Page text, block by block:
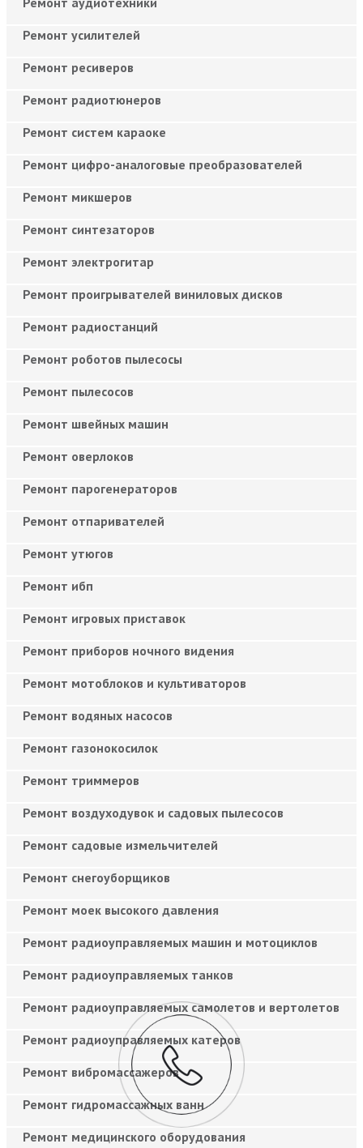
Ремонт усилителей
Ремонт ресиверов
Ремонт радиотюнеров
Ремонт систем караоке
Ремонт цифро-аналоговые преобразователей
Ремонт микшеров
Ремонт синтезаторов
Ремонт электрогитар
Ремонт проигрывателей виниловых дисков
Ремонт радиостанций
Ремонт роботов пылесосы
Ремонт пылесосов
Ремонт швейных машин
Ремонт оверлоков
Ремонт парогенераторов
Ремонт отпаривателей
Ремонт утюгов
Ремонт ибп
Ремонт игровых приставок
Ремонт приборов ночного видения
Ремонт мотоблоков и культиваторов
Ремонт водяных насосов
Ремонт газонокосилок
Ремонт триммеров
Ремонт воздуходувок и садовых пылесосов
Ремонт садовые измельчителей
Ремонт снегоуборщиков
Ремонт моек высокого давления
Ремонт радиоуправляемых машин и мотоциклов
Ремонт радиоуправляемых танков
Ремонт радиоуправляемых самолетов и вертолетов
Ремонт радиоуправляемых катеров
Ремонт вибромассажеров
Ремонт гидромассажных ванн
Ремонт медицинского оборудования